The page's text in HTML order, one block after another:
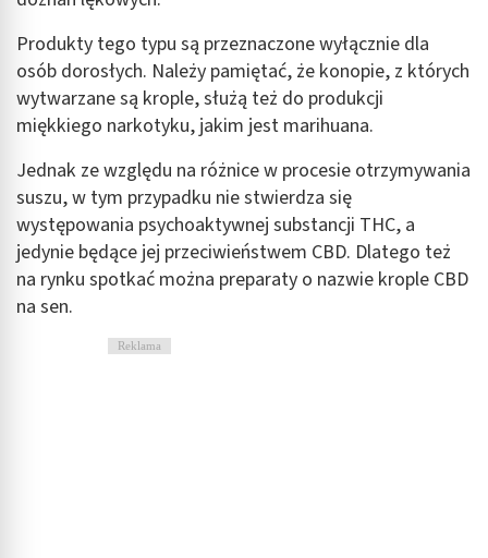
Produkty tego typu są przeznaczone wyłącznie dla
osób dorosłych. Należy pamiętać, że konopie, z których
wytwarzane są krople, służą też do produkcji
miękkiego narkotyku, jakim jest marihuana.
Jednak ze względu na różnice w procesie otrzymywania
suszu, w tym przypadku nie stwierdza się
występowania psychoaktywnej substancji THC, a
jedynie będące jej przeciwieństwem CBD. Dlatego też
na rynku spotkać można preparaty o nazwie krople CBD
na sen.
Reklama